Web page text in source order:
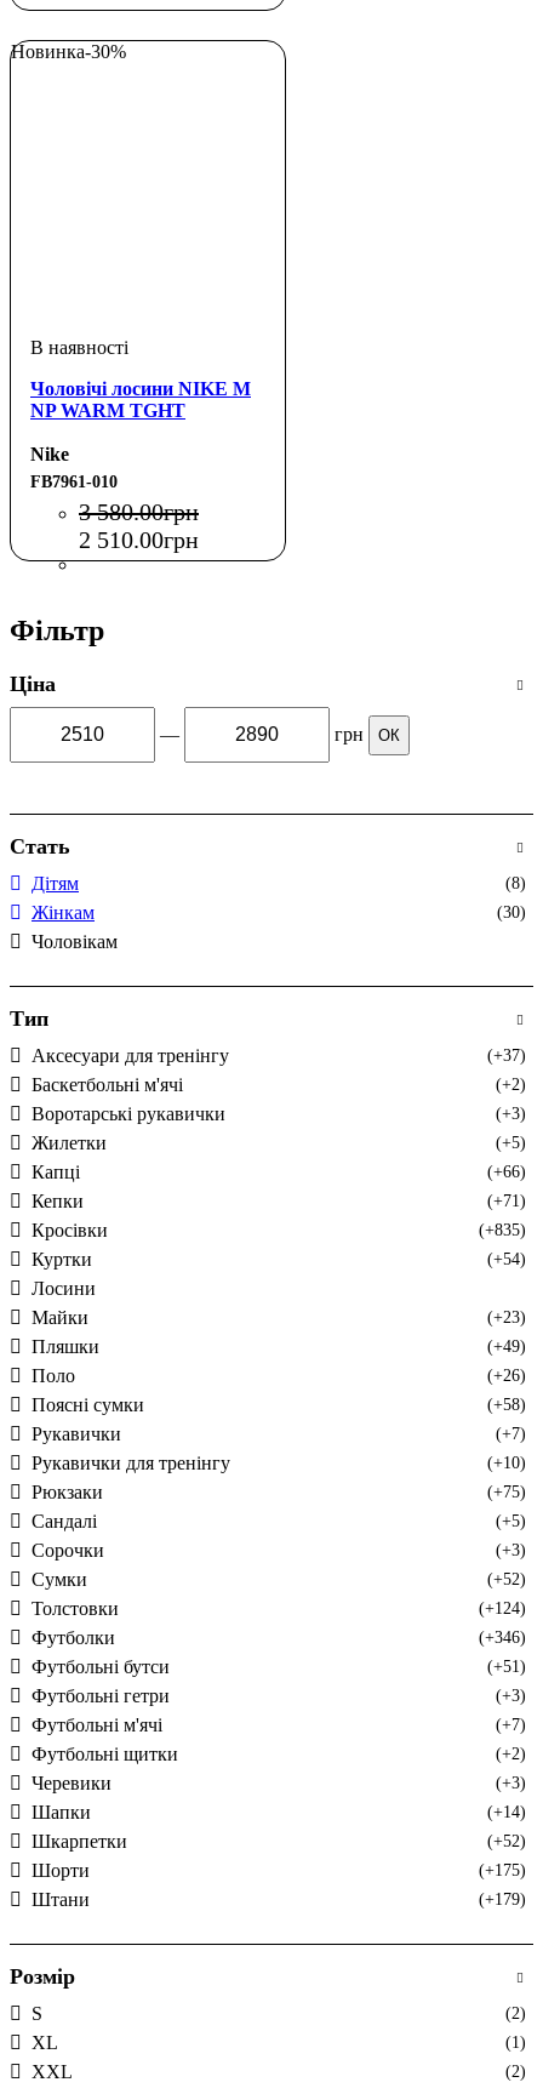
Новинка-30%
Чоловічі лосини NIKE M
NP WARM TGHT
Nike
FB7961-010
3 580.00грн
2 510.00грн
Фільтр
Ціна
— грн ОК
Стать
Дітям (8)
Жінкам (30)
Чоловікам
Тип
Аксесуари для тренінгу (+37)
Баскетбольні м'ячі (+2)
Воротарські рукавички (+3)
Жилетки (+5)
Капці (+66)
Кепки (+71)
Кросівки (+835)
Куртки (+54)
Лосини
Майки
(+23)
Пляшки (+49)
Поло (+26)
Поясні сумки (+58)
Рукавички (+7)
Рукавички для тренінгу (+10)
Рюкзаки (+75)
Сандалі (+5)
Сорочки (+3)
Сумки (+52)
Толстовки (+124)
Футболки (+346)
Футбольні бутси (+51)
Футбольні гетри (+3)
Футбольні м'ячі (+7)
Футбольні щитки (+2)
Черевики (+3)
Шапки (+14)
Шкарпетки (+52)
Шорти (+175)
Штани (+179)
Розмір
S (2)
XL (1)
XXL (2)